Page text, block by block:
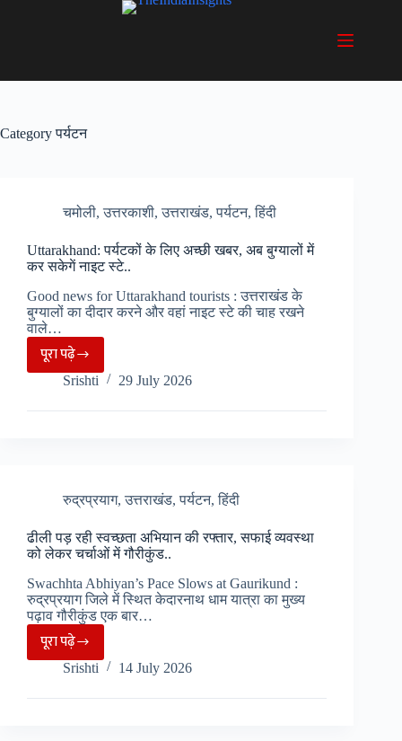
Categoryपर्यटन
चमोली,उत्तरकाशी,उत्तराखंड,पर्यटन,हिंदी
Uttarakhand: पर्यटकों के लिए अच्छी खबर, अब बुग्यालों में
कर सकेगें नाइट स्टे..
Good news for Uttarakhand tourists : उत्तराखंड के
बुग्यालों का दीदार करने और वहां नाइट स्टे की चाह रखने
वाले…
पूरा पढ़ेUttarakhand:
पर्यटकों
के
अब
में
सकेगें
नाइट
स्टे..
Srishti 29 July 2026
रुद्रप्रयाग,उत्तराखंड,पर्यटन,हिंदी
ढीली पड़ रही स्वच्छता अभियान की रफ्तार, सफाई व्यवस्था
को लेकर चर्चाओं में गौरीकुंड..
Swachhta Abhiyan’s Pace Slows at Gaurikund :
रुद्रप्रयाग जिले में स्थित केदारनाथ धाम यात्रा का मुख्य
पढ़ाव गौरीकुंड एक बार…
पूरा पढ़ेढीली
पड़
रही
Srishti 14 July 2026